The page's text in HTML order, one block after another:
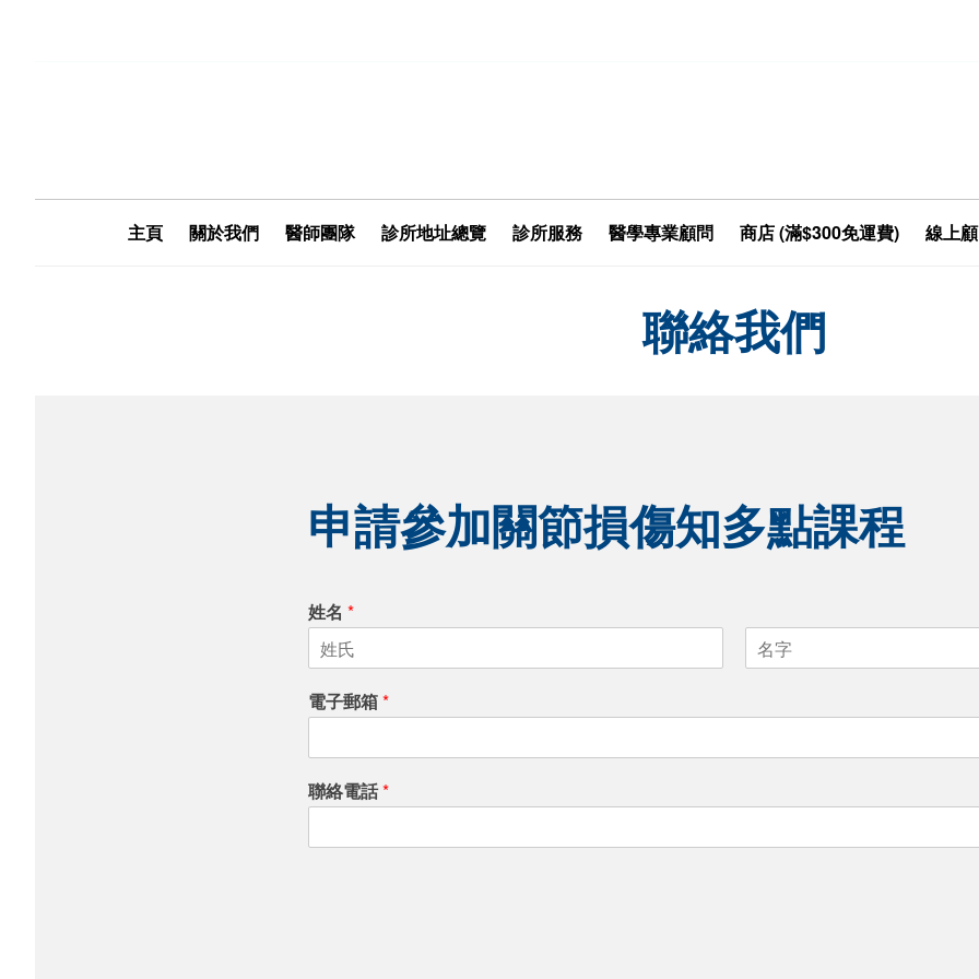
主頁 關於我們 醫師團隊 診所地址總覽 診所服務 醫學專業顧問 商店 (滿$300免運費) 線上
聯絡我們
申請參加關節損傷知多點課程
姓名 *
F
i
L
電子郵箱*
聯絡電話*